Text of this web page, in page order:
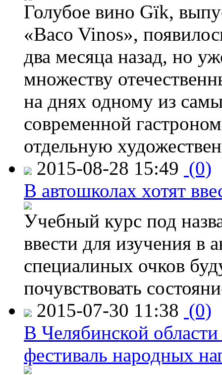
Голубое вино Gïk,
«Baco Vinos»,
два месяца назад, но
множеству
на днях одному из
современной
отдельную
2015-08-28 15:49 (0)
В автошколах хотят
Учебный курс под
ввести для изучения
специалиных очков
почувствовать
2015-07-30 11:38 (0)
В Челябинской
фестиваль народных